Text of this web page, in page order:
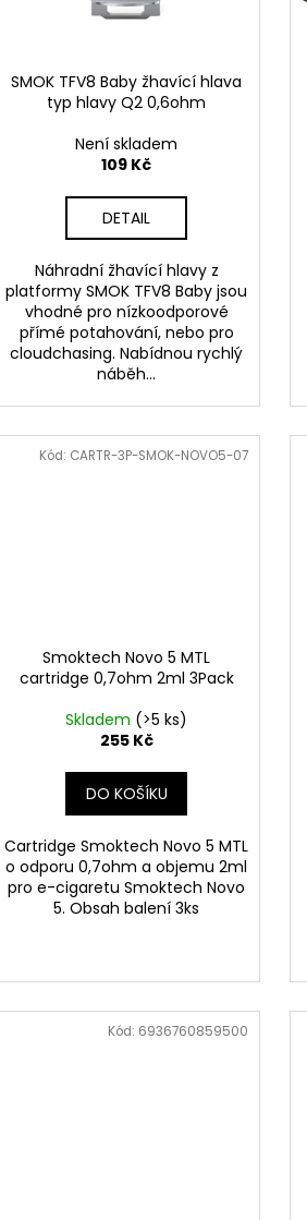
SMOK TFV8 Baby žhavící hlava
typ hlavy Q2 0,6ohm
Není skladem
109 Kč
DETAIL
Náhradní žhavící hlavy z
platformy SMOK TFV8 Baby jsou
vhodné pro nízkoodporové
přímé potahování, nebo pro
cloudchasing. Nabídnou rychlý
náběh...
Smoktech Novo 5 MTL
cartridge 0,7ohm 2ml 3Pack
Skladem (>5 ks)
255 Kč
DO KOŠÍKU
Cartridge Smoktech Novo 5 MTL
o odporu 0,7ohm a objemu 2ml
pro e-cigaretu Smoktech Novo
5. Obsah balení 3ks
Kód: CARTR-3P-SMOK-NOVO5-07
Kód: 6936760859500
DEKANG DESERT SHIP 10ML 6MG